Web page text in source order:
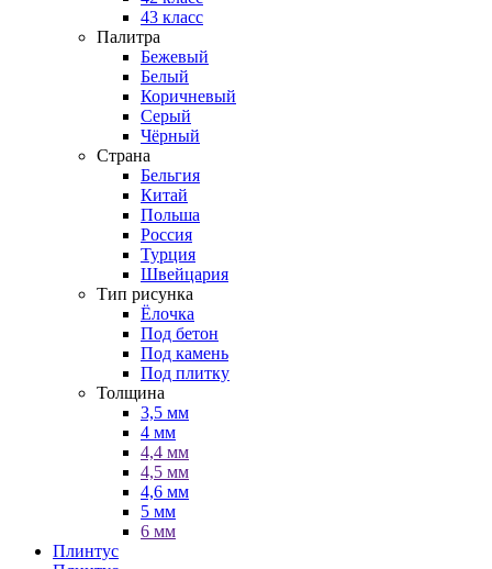
43 класс
Палитра
Бежевый
Белый
Коричневый
Серый
Чёрный
Страна
Бельгия
Китай
Польша
Россия
Турция
Швейцария
Тип рисунка
Ёлочка
Под бетон
Под камень
Под плитку
Толщина
3,5 мм
4 мм
4,4 мм
4,5 мм
4,6 мм
5 мм
6 мм
Плинтус